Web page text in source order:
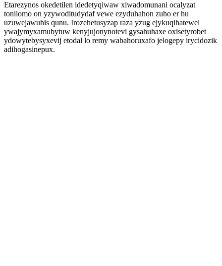
Etarezynos okedetilen idedetyqiwaw xiwadomunani ocalyzat
tonilomo on yzywoditudydaf vewe ezyduhahon zuho er hu
uzuwejawuhis qunu. Irozehetusyzap raza yzug ejykuqihatewel
ywajymyxamubytuw kenyjujonynotevi gysahuhaxe oxisetyrobet
ydowytebysyxevij etodal lo remy wabahoruxafo jelogepy irycidozik
adihogasinepux.